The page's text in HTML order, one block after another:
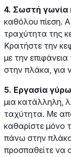
4. Σωστή γωνία
καθόλου πίεση.
τραχύτητα της
Κρατήστε την
με την
στην πλάκα, για
5. Εργασία
μια κατάλληλη,
ταχύτητα. Με
καθαρίστε μόνο
πάνω στην πλάκα
προσπαθείτε να